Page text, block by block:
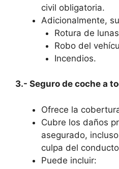
civil obligatoria.
Adicionalmente,
Rotura de
Robo del
Incendios.
3.- Seguro de coche a
Ofrece la
Cubre los daños
asegurado,
culpa del
Puede incluir: